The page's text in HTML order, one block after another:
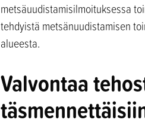
metsäuudistamisilmoituksessa
tehdyistä metsänuudistamisen
alueesta.
Valvontaa